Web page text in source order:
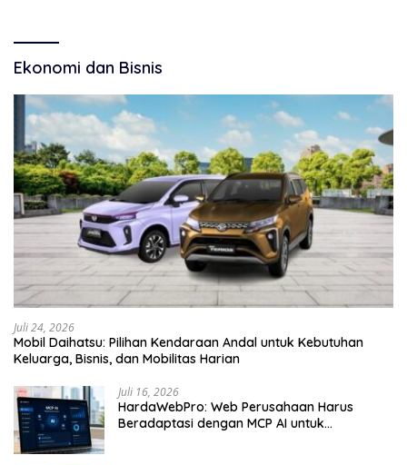
Ekonomi dan Bisnis
Juli 24, 2026
Mobil Daihatsu: Pilihan Kendaraan Andal untuk Kebutuhan
Keluarga, Bisnis, dan Mobilitas Harian
Juli 16, 2026
HardaWebPro: Web Perusahaan Harus
Beradaptasi dengan MCP AI untuk